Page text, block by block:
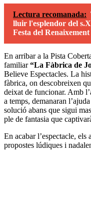
Lectura recomanada:
lluir l'esplendor del
Festa del Renaixement
En arribar a la Pista
familiar“La Fàbrica de
Believe Espectacles. La
fàbrica, on descobreixen
deixat de funcionar. Amb
a temps, demanaran
solució abans que sigui
ple de fantasia que
En acabar l’espectacle,
propostes lúdiques i